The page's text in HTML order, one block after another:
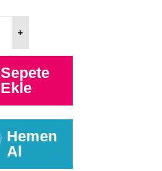
Sepete
Ekle
Hemen
Al